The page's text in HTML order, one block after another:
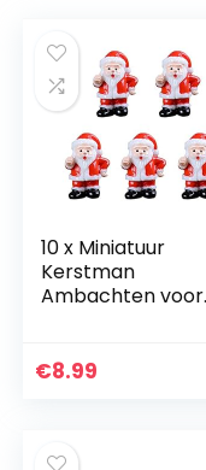
10 x Miniatuur
Kerstman
Ambachten voor
Pot Kerst Decor
€8.99